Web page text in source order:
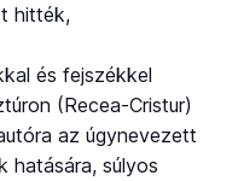
hitték,
és fejszékkel
(Recea-Cristur)
az úgynevezett
hatására, súlyos